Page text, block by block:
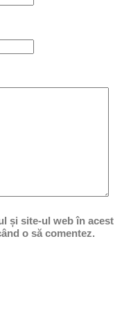
și site-ul web în acest
o să comentez.